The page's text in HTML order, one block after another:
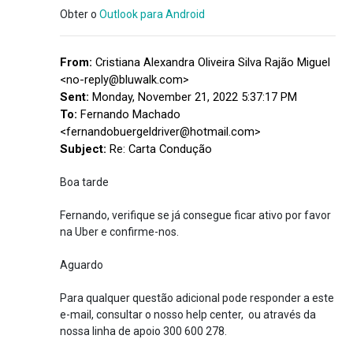
Obter o Outlook para Android
From: Cristiana Alexandra Oliveira Silva Rajão Miguel
<no-reply@bluwalk.com>
Sent: Monday, November 21, 2022 5:37:17 PM
To: Fernando Machado
<fernandobuergeldriver@hotmail.com>
Subject: Re: Carta Condução
Boa tarde
Fernando, verifique se já consegue ficar ativo por favor
na Uber e confirme-nos.
Aguardo
Para qualquer questão adicional pode responder a este
e-mail, consultar o nosso help center, ou através da
nossa linha de apoio 300 600 278.